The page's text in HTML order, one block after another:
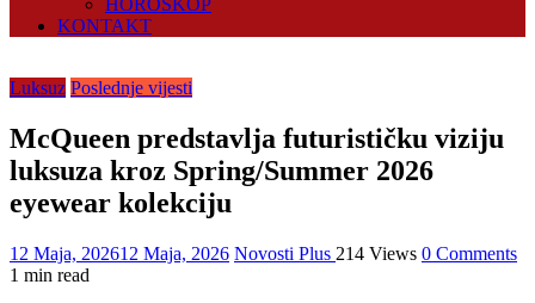
HOROSKOP
KONTAKT
Luksuz Poslednje vijesti
McQueen predstavlja futurističku viziju
luksuza kroz Spring/Summer 2026
eyewear kolekciju
12 Maja, 202612 Maja, 2026 Novosti Plus 214 Views 0 Comments
1 min read